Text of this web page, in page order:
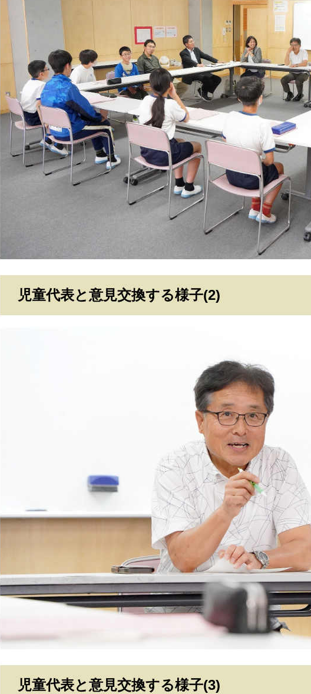
児童代表と意見交換する様子(2)
児童代表と意見交換する様子(3)